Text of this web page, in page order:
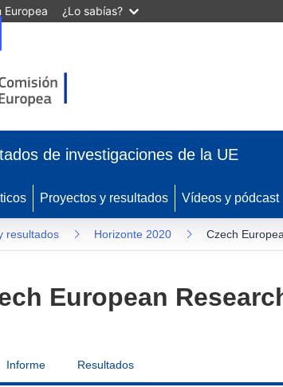
Europea ¿Lo sabías?
de investigaciones de la UE
Proyectos y resultados Vídeos y pódcast
resultados Horizonte 2020 Czech
European
Informe Resultados